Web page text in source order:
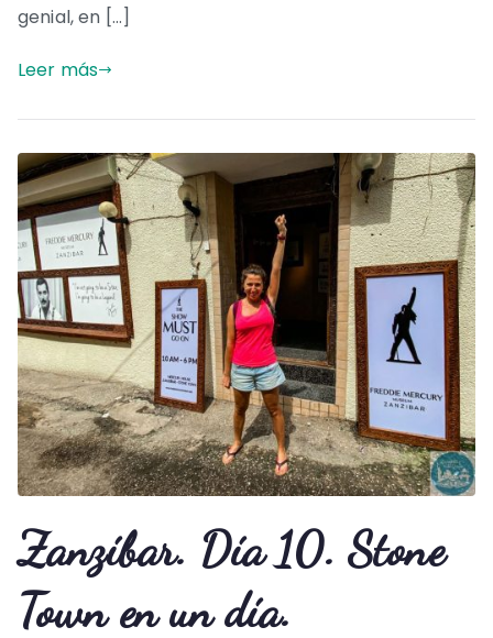
genial, en […]
Leer más
Zanzíbar. Día 10. Stone
Town en un día.